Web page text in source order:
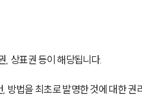
, 상표권 등이 해당됩니다.
방법을 최초로 발명한 것에 대한 권